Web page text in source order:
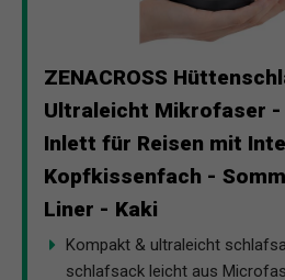
ZENACROSS
Ultraleicht Mikrofaser
Inlett für Reisen mit
Kopfkissenfach -
Liner - Kaki
Kompakt & ultraleicht
schlafsack leicht aus